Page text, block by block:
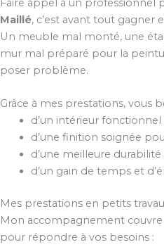
Faire appel à un professionnel
Maillé, c’est avant tout gagner
Un meuble mal monté, une
mur mal préparé pour la
poser problème.
Grâce à mes prestations, vous
d’un intérieur
d’une finition soignée
d’une meilleure
d’un gain de temps et
Mes prestations en petits
Mon accompagnement couvre
pour répondre à vos besoins :